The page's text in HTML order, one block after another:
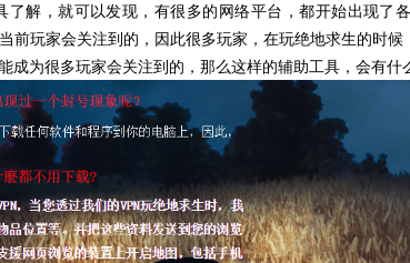
了解，就可以发现，有很多的网络平台，都开始出现了
前玩家会关注到的，因此很多玩家，在玩绝地求生的时
成为很多玩家会关注到的，那么这样的辅助工具，会有什